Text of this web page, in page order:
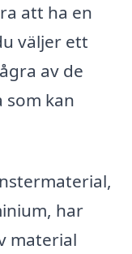
att ha en
väljer ett
av de
kan
har
material